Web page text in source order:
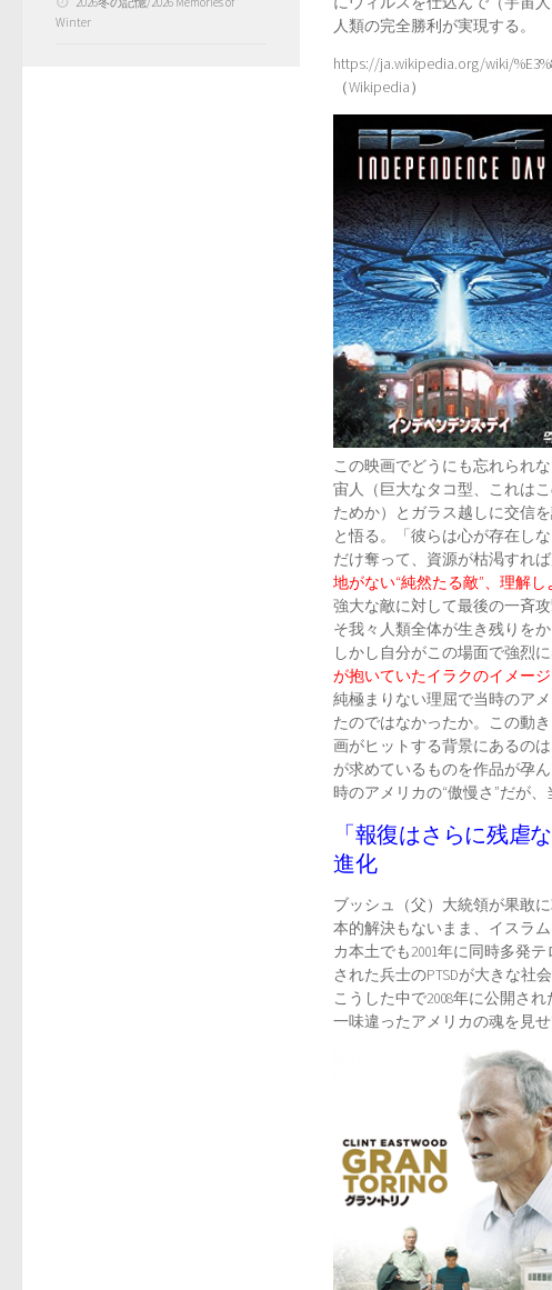
人類の完全勝利が実現する。
https://ja.wikipedia.org/wiki/
（Wikipedia）
この映画でどうにも忘れられ
宙人（巨大なタコ型、これは
ためか）とガラス越しに交信
と悟る。「彼らは心が存在し
だけ奪って、資源が枯渇すれ
地がない“純然たる敵”、理解
強大な敵に対して最後の一斉
そ我々人類全体が生き残りを
しかし自分がこの場面で強烈
が抱いていたイラクのイメージ
純極まりない理屈で当時のア
たのではなかったか。この動
画がヒットする背景にあるの
が求めているものを作品が孕
時のアメリカの“傲慢さ”だが
「報復はさらに残虐
進化
ブッシュ（父）大統領が果敢
本的解決もないまま、イスラ
カ本土でも2001年に同時多発
された兵士のPTSDが大きな社
こうした中で2008年に公開さ
一味違ったアメリカの魂を見せ
Winter